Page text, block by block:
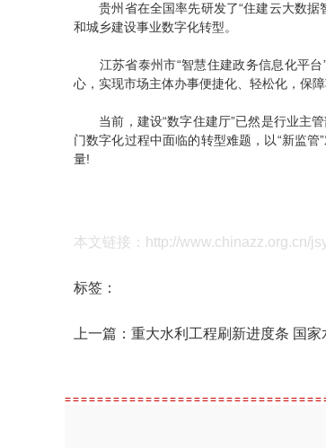
贵州省在全国率先研发了“住建云大数据
和城乡建设事业数字化转型。
江苏省泰州市“智慧住建政务信息化平台”
心，实现市场主体办事便捷化、轻松化，保障
当前，建设“数字住建厅”已然是行业主管
门数字化过程中面临的转型难题，以“新监
量!
本文链接：http://www.chinazz.org.cn/
标签：
上一篇： 重大水利工程刷新进度条 国家水网